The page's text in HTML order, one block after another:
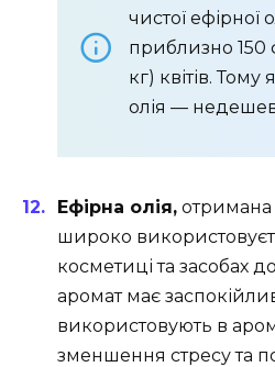
чистої ефірної
приблизно 150
кг) квітів. Тому
олія —
Ефірна олія, отримана
широко
косметиці та засобах
аромат має
використовують в
зменшення стресу та